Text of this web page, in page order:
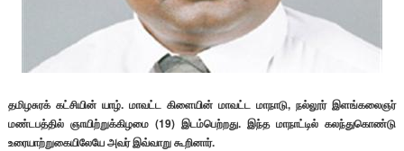
தமிழசுரக் கட்சியின் யாழ். மாவட்ட கிளையின் மாவட்ட மாநாடு, நல்லூர் இளங்கலைஞர்
மண்டபத்தில் ஞாயிற்றுக்கிழமை (19) இடம்பெற்றது. இந்த மாநாட்டில் கலந்துகொண்டு
உரையாற்றுகையிலேயே அவர் இவ்வாறு கூறினார்.